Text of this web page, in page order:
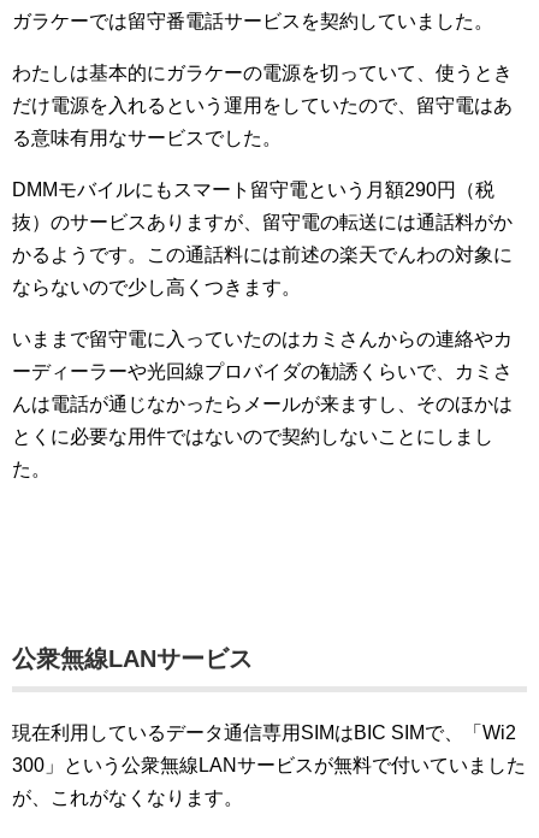
ガラケーでは留守番電話サービスを契約していました。
わたしは基本的にガラケーの電源を切っていて、使うとき
だけ電源を入れるという運用をしていたので、留守電はあ
る意味有用なサービスでした。
DMMモバイルにもスマート留守電という月額290円（税
抜）のサービスありますが、留守電の転送には通話料がか
かるようです。この通話料には前述の楽天でんわの対象に
ならないので少し高くつきます。
いままで留守電に入っていたのはカミさんからの連絡やカ
ーディーラーや光回線プロバイダの勧誘くらいで、カミさ
んは電話が通じなかったらメールが来ますし、そのほかは
とくに必要な用件ではないので契約しないことにしまし
た。
公衆無線LANサービス
現在利用しているデータ通信専用SIMはBIC SIMで、「Wi2
300」という公衆無線LANサービスが無料で付いていました
が、これがなくなります。